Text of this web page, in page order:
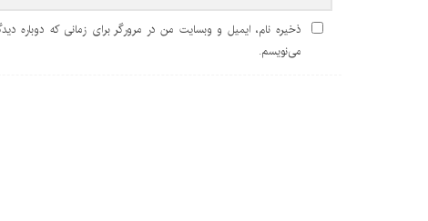
ذخیره نام، ایمیل و وبسایت من در مرورگر برای زمانی که دوباره
می‌نویسم.